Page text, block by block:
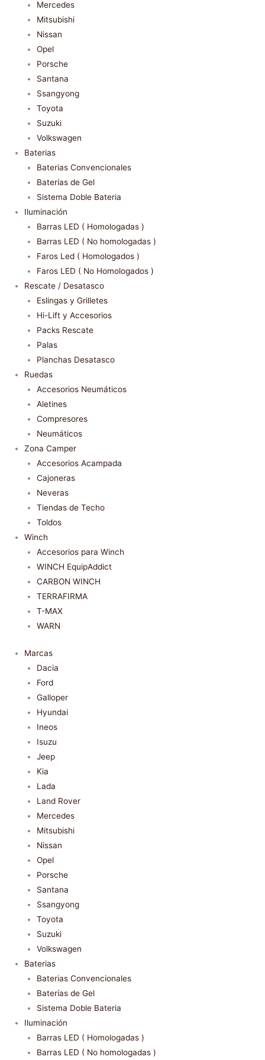
Mercedes
Mitsubishi
Nissan
Opel
Porsche
Santana
Ssangyong
Toyota
Suzuki
Volkswagen
Baterias
Baterias Convencionales
Baterías de Gel
Sistema Doble Bateria
Iluminación
Barras LED ( Homologadas )
Barras LED ( No homologadas )
Faros Led ( Homologados )
Faros LED ( No Homologados )
Rescate / Desatasco
Eslingas y Grilletes
Hi-Lift y Accesorios
Packs Rescate
Palas
Planchas Desatasco
Ruedas
Accesorios Neumáticos
Aletines
Compresores
Neumáticos
Zona Camper
Accesorios Acampada
Cajoneras
Neveras
Tiendas de Techo
Toldos
Winch
Accesorios para Winch
WINCH EquipAddict
CARBON WINCH
TERRAFIRMA
T-MAX
WARN
Marcas
Dacia
Ford
Galloper
Hyundai
Ineos
Isuzu
Jeep
Kia
Lada
Land Rover
Mercedes
Mitsubishi
Nissan
Opel
Porsche
Santana
Ssangyong
Toyota
Suzuki
Volkswagen
Baterias
Baterias Convencionales
Baterías de Gel
Sistema Doble Bateria
Iluminación
Barras LED ( Homologadas )
Barras LED ( No homologadas )